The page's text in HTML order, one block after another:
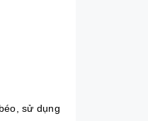
sử dụng